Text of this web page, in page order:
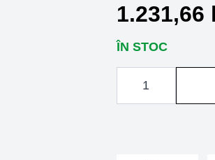
1.231,66
ÎN STOC
Cantitate
Turbina
Hayward